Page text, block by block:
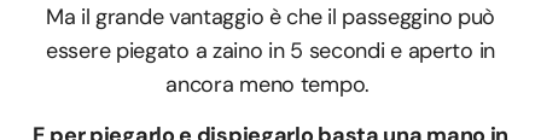
Ma il grande vantaggio è che il passeggino può
essere piegato a zaino in 5 secondi e aperto in
ancora meno tempo.